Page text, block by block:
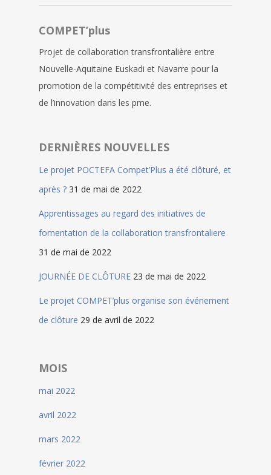
COMPET’plus
Projet de collaboration transfrontalière entre
Nouvelle-Aquitaine Euskadi et Navarre pour la
promotion de la compétitivité des entreprises et
de l’innovation dans les pme.
DERNIÈRES NOUVELLES
Le projet POCTEFA Compet’Plus a été clôturé, et
après ? 31 de mai de 2022
Apprentissages au regard des initiatives de
fomentation de la collaboration transfrontaliere
31 de mai de 2022
JOURNÉE DE CLÔTURE 23 de mai de 2022
Le projet COMPET’plus organise son événement
de clôture 29 de avril de 2022
MOIS
mai 2022
avril 2022
mars 2022
février 2022